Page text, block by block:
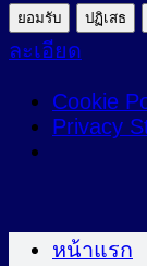
ยอมรับ ปฏิเสธ
ละเอียด
Cookie
Privacy
ไป
หน้าแรก